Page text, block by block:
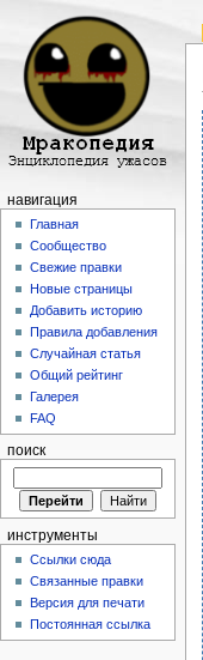
навигация
Главная
Сообщество
Свежие правки
Новые страницы
Добавить историю
Правила добавления
Случайная статья
Общий рейтинг
Галерея
FAQ
поиск
инструменты
Ссылки сюда
Связанные правки
Версия для печати
Постоянная ссылка